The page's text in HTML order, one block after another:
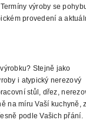
výroby se
provedení a
Stejně jako
i atypický nerezový
stůl, dřez,
na míru Vaší kuchyně,
podle Vašich přání.